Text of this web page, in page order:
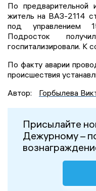
По предварительной
житель на ВАЗ-2114
под управлением
Подросток
госпитализировали. К
По факту аварии
происшествия
Автор:
Горбылева
Присылайте
Дежурному –